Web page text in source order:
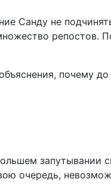
Санду не
репостов.
почему
запутывании
очередь,